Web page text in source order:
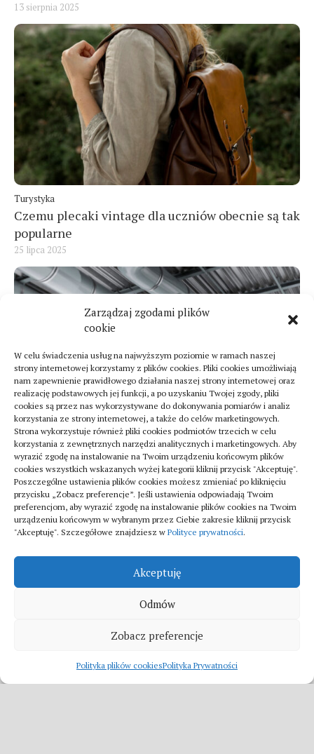
Zarządzaj zgodami plików
cookie
W celu świadczenia usług na najwyższym poziomie w ramach naszej
strony internetowej korzystamy z plików cookies. Pliki cookies umożliwiają
nam zapewnienie prawidłowego działania naszej strony internetowej oraz
realizację podstawowych jej funkcji, a po uzyskaniu Twojej zgody, pliki
cookies są przez nas wykorzystywane do dokonywania pomiarów i analiz
korzystania ze strony internetowej, a także do celów marketingowych.
Strona wykorzystuje również pliki cookies podmiotów trzecich w celu
korzystania z zewnętrznych narzędzi analitycznych i marketingowych. Aby
wyrazić zgodę na instalowanie na Twoim urządzeniu końcowym plików
cookies wszystkich wskazanych wyżej kategorii kliknij przycisk "Akceptuję".
Poszczególne ustawienia plików cookies możesz zmieniać po kliknięciu
przycisku „Zobacz preferencje”. Jeśli ustawienia odpowiadają Twoim
preferencjom, aby wyrazić zgodę na instalowanie plików cookies na Twoim
urządzeniu końcowym w wybranym przez Ciebie zakresie kliknij przycisk
"Akceptuję". Szczegółowe znajdziesz w Polityce prywatności.
Akceptuję
Odmów
Zobacz preferencje
Polityka plików cookiesPolityka Prywatności
13 sierpnia 2025
Turystyka
Czemu plecaki vintage dla uczniów obecnie są tak
popularne
25 lipca 2025
Turystyka
Jak znaleźć dobrą firmę do sanitarnych instalacji
w szpitalach
20 lipca 2025
Fitka © 2026. All Rights Reserved.